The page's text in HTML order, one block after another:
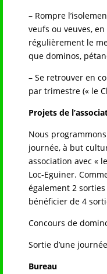
– Rompre
veufs ou veuves,
régulièrement le
que dominos,
– Se retrouver en
par trimestre (« le
Projets de
Nous
journée, à but
association avec «
Loc-Eguiner.
également 2
bénéficier de 4
Concours de
Sortie d’une
Bureau